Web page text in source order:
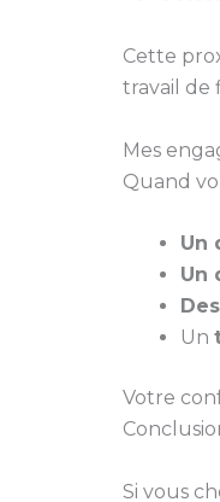
Cette
travail de
Mes
Quand
Un
Un
Un
Votre
Si vous